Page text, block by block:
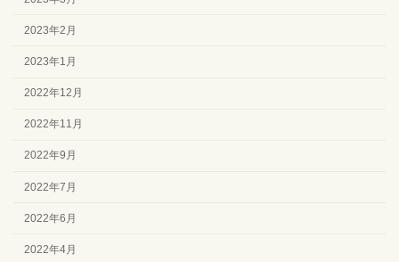
2023年2月
2023年1月
2022年12月
2022年11月
2022年9月
2022年7月
2022年6月
2022年4月